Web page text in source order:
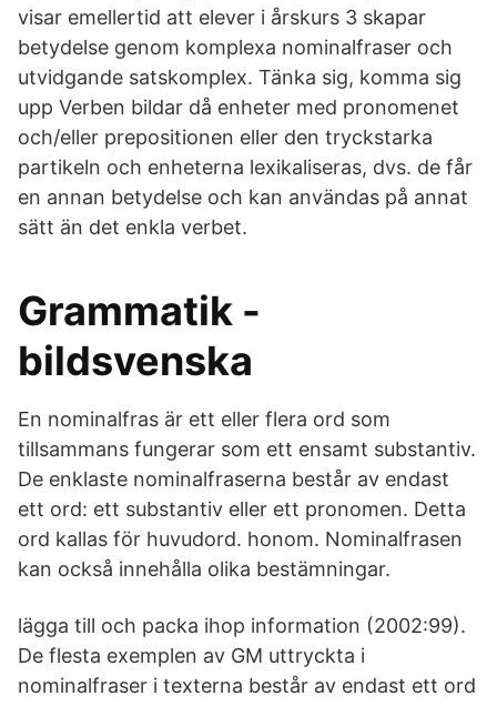
visar emellertid att elever i årskurs 3 skapar
betydelse genom komplexa nominalfraser och
utvidgande satskomplex. Tänka sig, komma sig
upp Verben bildar då enheter med pronomenet
och/eller prepositionen eller den tryckstarka
partikeln och enheterna lexikaliseras, dvs. de får
en annan betydelse och kan användas på annat
sätt än det enkla verbet.
Grammatik -
bildsvenska
En nominalfras är ett eller flera ord som
tillsammans fungerar som ett ensamt substantiv.
De enklaste nominalfraserna består av endast
ett ord: ett substantiv eller ett pronomen. Detta
ord kallas för huvudord. honom. Nominalfrasen
kan också innehålla olika bestämningar.
lägga till och packa ihop information (2002:99).
De flesta exemplen av GM uttryckta i
nominalfraser i texterna består av endast ett ord